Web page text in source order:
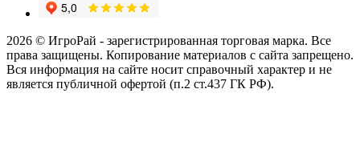
2026 © ИгроРай - зарегистрированная торговая марка. Все
права защищены. Копирование материалов с сайта запрещено.
Вся информация на сайте носит справочный характер и не
является публичной офертой (п.2 ст.437 ГК РФ).